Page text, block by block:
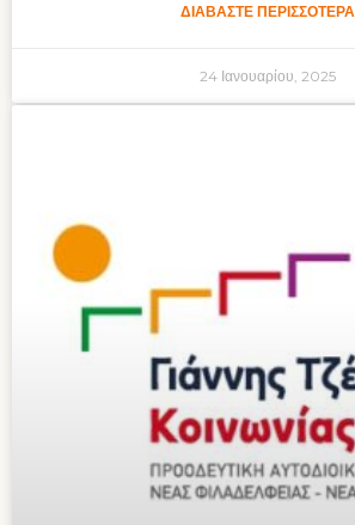
ΔΙΑΒΆΣΤΕ ΠΕΡΙΣΣΌΤΕΡΑ
24 Ιανουαρίου, 2025